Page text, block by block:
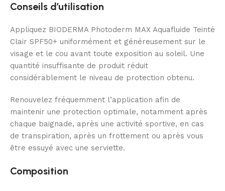
Conseils d’utilisation
Appliquez BIODERMA Photoderm MAX Aquafluide Teinté
Clair SPF50+ uniformément et généreusement sur le
visage et le cou avant toute exposition au soleil. Une
quantité insuffisante de produit réduit
considérablement le niveau de protection obtenu.
Renouvelez fréquemment l’application afin de
maintenir une protection optimale, notamment après
chaque baignade, après une activité sportive, en cas
de transpiration, après un frottement ou après vous
être essuyé avec une serviette.
Composition